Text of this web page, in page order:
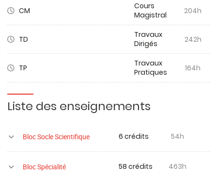
CM
Cours
Magistral
204h
TD
Travaux
Dirigés
242h
TP
Travaux
Pratiques
164h
Liste des enseignements
Bloc Socle Scientifique 6 crédits 54h
Bloc Spécialité 58 crédits 463h